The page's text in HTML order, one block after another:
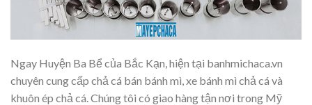
Ngay Huyện Ba Bể của Bắc Kạn, hiện tại banhmichaca.vn
chuyên cung cấp chả cá bán bánh mì, xe bánh mì chả cá và
khuôn ép chả cá. Chúng tôi có giao hàng tận nơi trong Mỹ